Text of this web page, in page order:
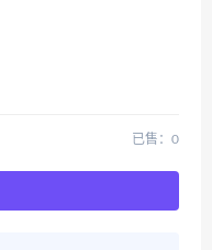
已售：0